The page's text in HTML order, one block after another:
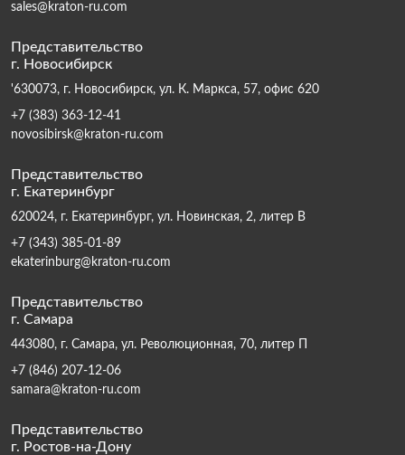
sales@kraton-ru.com
Представительство
г. Новосибирск
'630073, г. Новосибирск, ул. К. Маркса, 57, офис 620
+7 (383) 363-12-41
novosibirsk@kraton-ru.com
Представительство
г. Екатеринбург
620024, г. Екатеринбург, ул. Новинская, 2, литер В
+7 (343) 385-01-89
ekaterinburg@kraton-ru.com
Представительство
г. Самара
443080, г. Самара, ул. Революционная, 70, литер П
+7 (846) 207-12-06
samara@kraton-ru.com
Представительство
г. Ростов-на-Дону